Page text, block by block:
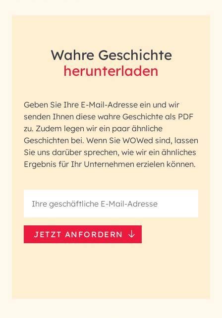
Wahre Geschichte
herunterladen
Geben Sie Ihre E-Mail-Adresse ein und wir
senden Ihnen diese wahre Geschichte als PDF
zu. Zudem legen wir ein paar ähnliche
Geschichten bei. Wenn Sie WOWed sind, lassen
Sie uns darüber sprechen, wie wir ein ähnliches
Ergebnis für Ihr Unternehmen erzielen können.
JETZT ANFORDERN